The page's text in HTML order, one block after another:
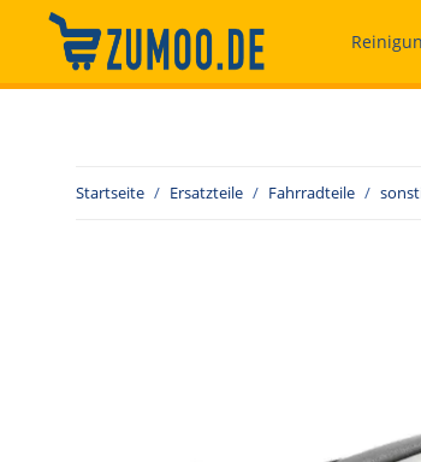
Startseite Ersatzteile Fahrradteile